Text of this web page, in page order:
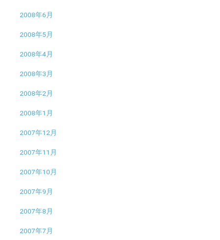
2008年6月
2008年5月
2008年4月
2008年3月
2008年2月
2008年1月
2007年12月
2007年11月
2007年10月
2007年9月
2007年8月
2007年7月